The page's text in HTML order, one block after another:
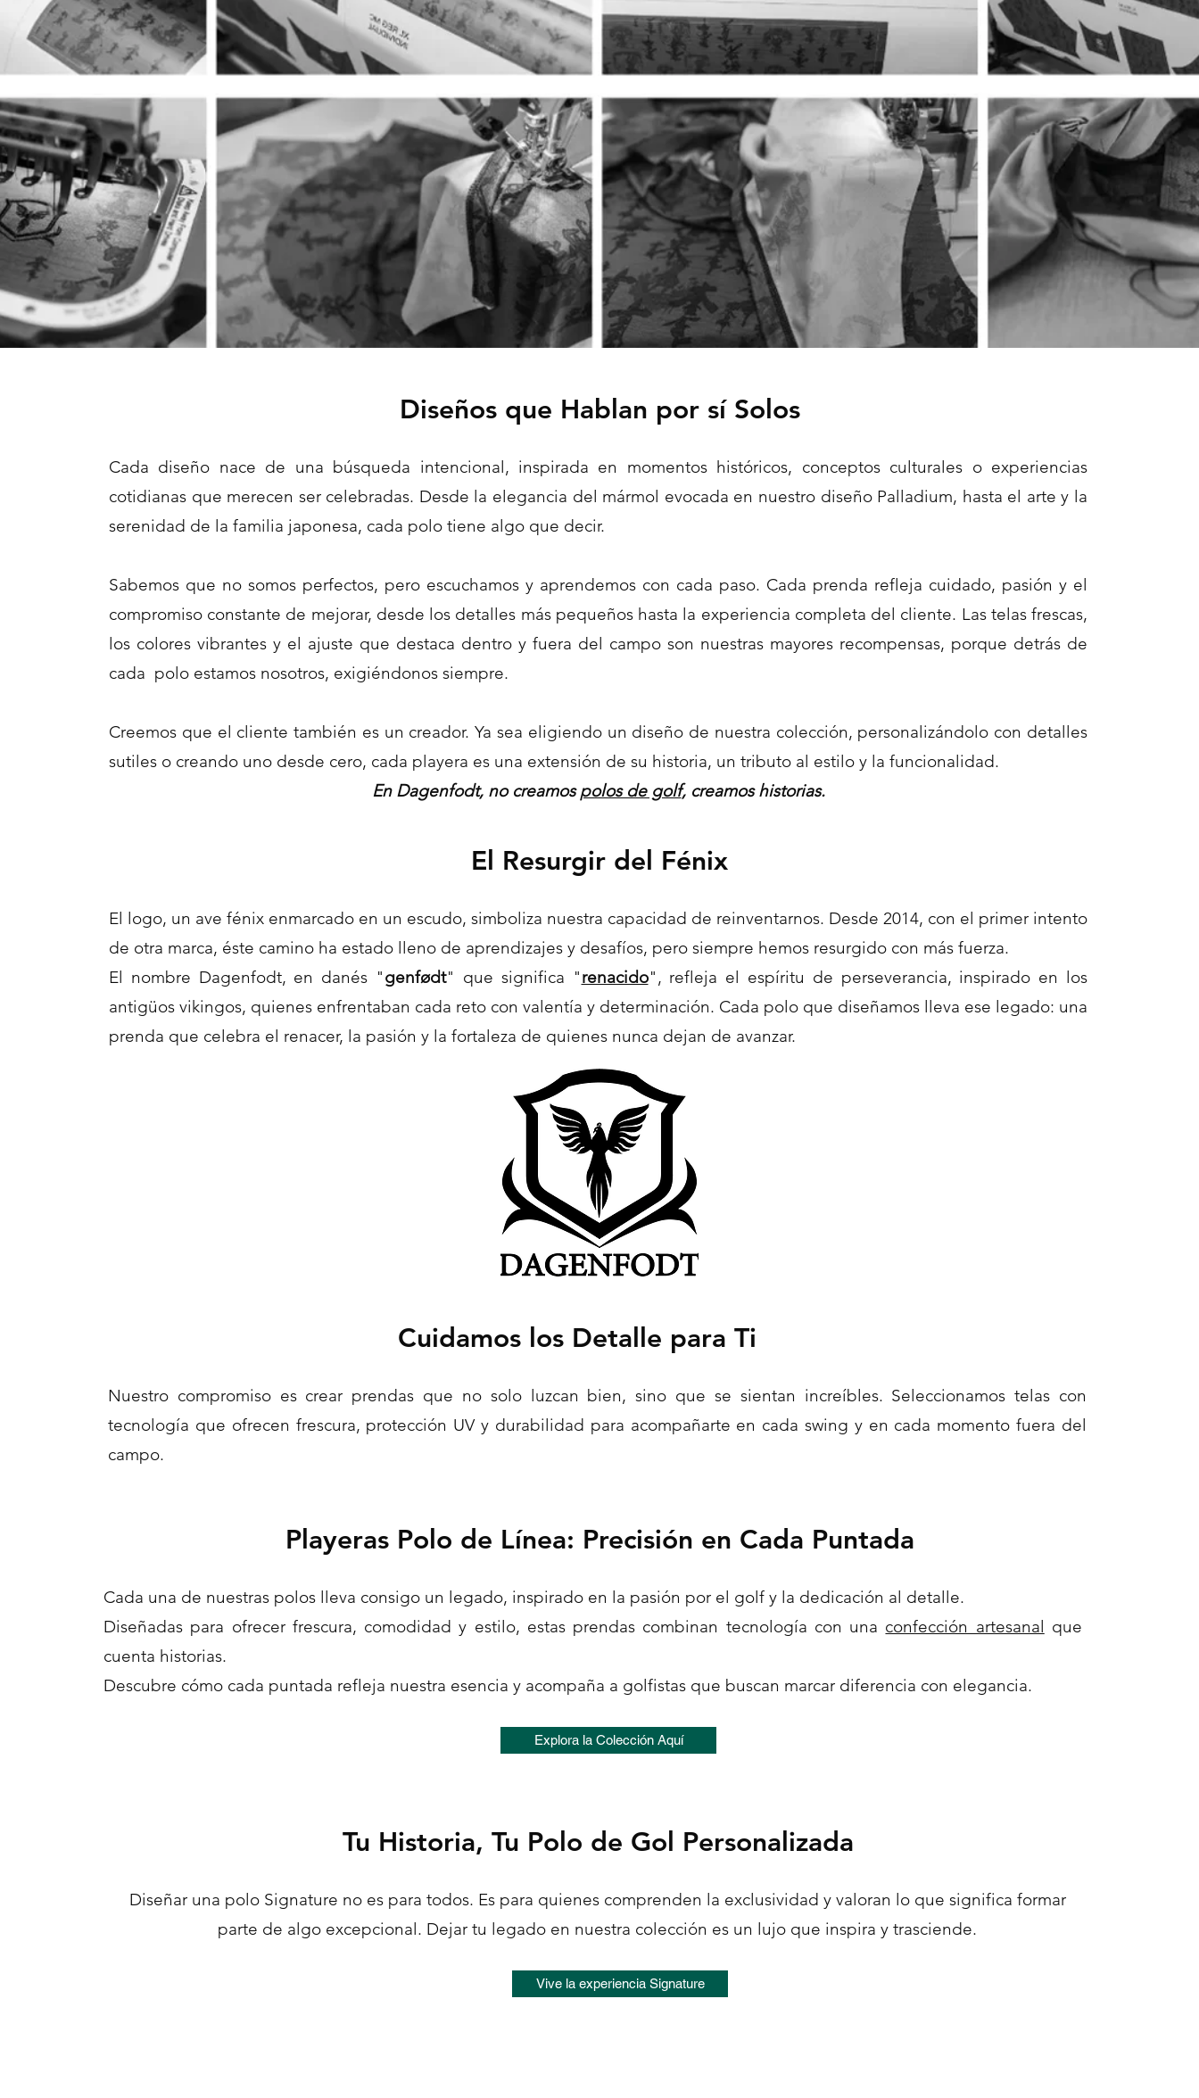
Diseños que Hablan por sí Solos
Cada diseño nace de una búsqueda intencional, inspirada en momentos históricos, conceptos culturales o experiencias
cotidianas que merecen ser celebradas. Desde la elegancia del mármol evocada en nuestro diseño Palladium, hasta el arte y la
serenidad de la familia japonesa, cada polo tiene algo que decir.
Sabemos que no somos perfectos, pero escuchamos y aprendemos con cada paso. Cada prenda refleja cuidado, pasión y el
compromiso constante de mejorar, desde los detalles más pequeños hasta la experiencia completa del cliente. Las telas frescas,
los colores vibrantes y el ajuste que destaca dentro y fuera del campo son nuestras mayores recompensas, porque detrás de
cada polo estamos nosotros, exigiéndonos siempre.
Creemos que el cliente también es un creador. Ya sea eligiendo un diseño de nuestra colección, personalizándolo con detalles
sutiles o creando uno desde cero, cada playera es una extensión de su historia, un tributo al estilo y la funcionalidad.
En Dagenfodt, no creamospolos de golf, creamos historias.
El Resurgir del Fénix
El logo, un ave fénix enmarcado en un escudo, simboliza nuestra capacidad de reinventarnos. Desde 2014, con el primer intento
de otra marca, éste camino ha estado lleno de aprendizajes y desafíos, pero siempre hemos resurgido con más fuerza.
El nombre Dagenfodt, en danés "genfødt" que significa "renacido", refleja el espíritu de perseverancia, inspirado en los
antigüos vikingos, quienes enfrentaban cada reto con valentía y determinación. Cada polo que diseñamos lleva ese legado: una
prenda que celebra el renacer, la pasión y la fortaleza de quienes nunca dejan de avanzar.
Cuidamos los Detalle para Ti
Nuestro compromiso es crear prendas que no solo luzcan bien, sino que se sientan increíbles. Seleccionamos telas con
tecnología que ofrecen frescura, protección UV y durabilidad para acompañarte en cada swing y en cada momento fuera del
campo.
Playeras Polo de Línea: Precisión en Cada Puntada
Cada una de nuestras polos lleva consigo un legado, inspirado en la pasión por el golf y la dedicación al detalle.
Diseñadas para ofrecer frescura, comodidad y estilo, estas prendas combinan tecnología con una confección artesanal que
cuenta historias.
Descubre cómo cada puntada refleja nuestra esencia y acompaña a golfistas que buscan marcar diferencia con elegancia.
Explora la Colección Aquí
Tu Historia, Tu Polo de Gol Personalizada
Diseñar una polo Signature no es para todos. Es para quienes comprenden la exclusividad y valoran lo que significa formar
parte de algo excepcional. Dejar tu legado en nuestra colección es un lujo que inspira y trasciende.
Vive la experiencia Signature